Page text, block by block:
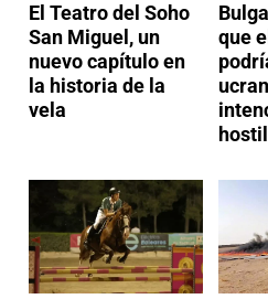
El Teatro del Soho
San Miguel, un
nuevo capítulo en
la historia de la
vela
que